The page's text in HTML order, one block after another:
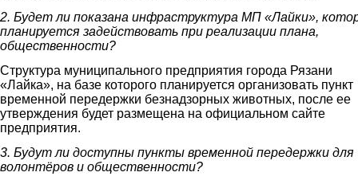
2. Будет ли показана инфраструктура МП «Лайки»,
планируется задействовать при реализации плана,
общественности?
Структура муниципального предприятия города Рязани
«Лайка», на базе которого планируется организовать пункт
временной передержки безнадзорных животных, после ее
утверждения будет размещена на официальном сайте
предприятия.
3. Будут ли доступны пункты временной передержки для
волонтёров и общественности?